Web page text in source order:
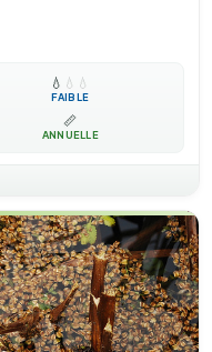
💧 💧 💧
FAIBLE
📏
ANNUELLE